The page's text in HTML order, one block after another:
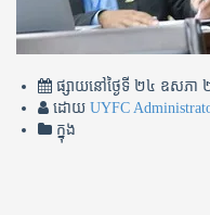
ផ្សាយនៅថ្ងៃទី ២៤ ឧសភា
ដោយ UYFC
ក្នុង